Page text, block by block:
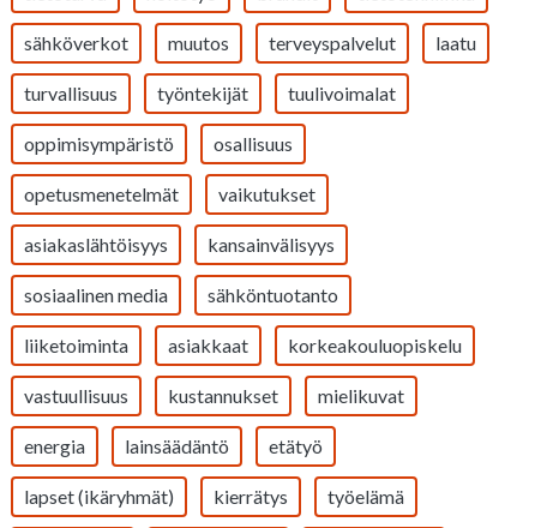
sähköverkot muutos terveyspalvelut laatu
turvallisuus työntekijät tuulivoimalat
oppimisympäristö osallisuus
opetusmenetelmät vaikutukset
asiakaslähtöisyys kansainvälisyys
sosiaalinen media sähköntuotanto
liiketoiminta asiakkaat korkeakouluopiskelu
vastuullisuus kustannukset mielikuvat
energia lainsäädäntö etätyö
lapset (ikäryhmät) kierrätys työelämä